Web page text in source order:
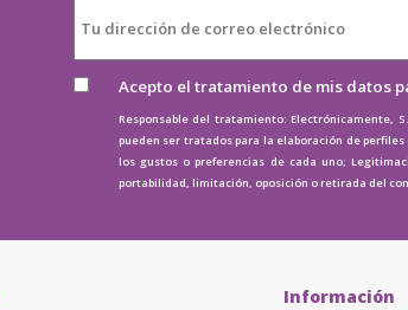
Acepto el tratamiento de mis datos
Responsable del tratamiento: Electrónicamente,
pueden ser tratados para la elaboración de
los gustos o preferencias de cada uno;
portabilidad, limitación, oposición o retirada del
Información